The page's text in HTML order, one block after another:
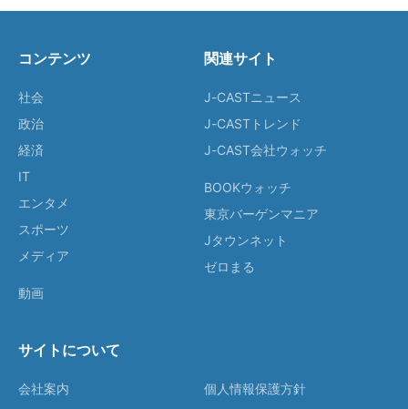
コンテンツ
社会
政治
経済
IT
エンタメ
スポーツ
メディア
動画
関連サイト
J-CASTニュース
J-CASTトレンド
J-CAST会社ウォッチ
BOOKウォッチ
東京バーゲンマニア
Jタウンネット
ゼロまる
サイトについて
会社案内
個人情報保護方針